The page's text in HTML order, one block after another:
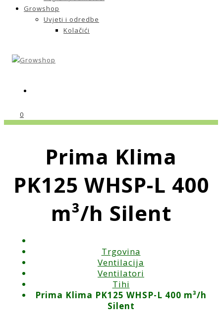
Growshop
Uvjeti i odredbe
Kolačići
0
Prima Klima
PK125 WHSP-L 400
m³/h Silent
Trgovina
Ventilacija
Ventilatori
Tihi
Prima Klima PK125 WHSP-L 400 m³/h
Silent